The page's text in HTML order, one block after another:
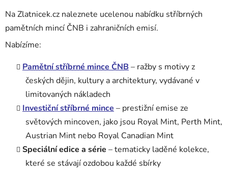
Na Zlatnicek.cz naleznete ucelenou nabídku stříbrných
pamětních mincí ČNB i zahraničních emisí.
Nabízíme:
Pamětní stříbrné mince ČNB – ražby s motivy z
českých dějin, kultury a architektury, vydávané v
limitovaných nákladech
Investiční stříbrné mince – prestižní emise ze
světových mincoven, jako jsou Royal Mint, Perth Mint,
Austrian Mint nebo Royal Canadian Mint
Speciální edice a série – tematicky laděné kolekce,
které se stávají ozdobou každé sbírky